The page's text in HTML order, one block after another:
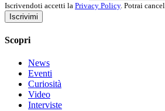
Iscrivendoti accetti la Privacy Policy. Potrai
Iscrivimi
Scopri
News
Eventi
Curiosità
Video
Interviste